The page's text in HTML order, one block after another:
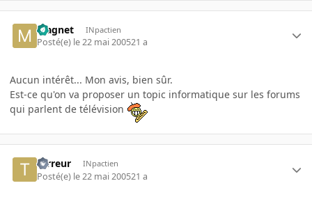
Magnet INpactien
Posté(e) le 22 mai 200521 a
Aucun intérêt... Mon avis, bien sûr.
Est-ce qu'on va proposer un topic informatique sur les forums
qui parlent de télévision
terreur INpactien
Posté(e) le 22 mai 200521 a